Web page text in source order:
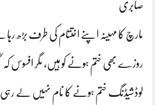
صابری
مارچ کا مہینہ اپنے اختتام کی طرف بڑھ
روزے بھی ختم ہونے کو ہیں، مگر افسوس
لوڈشیڈنگ ختم ہونے کا نام نہیں لے